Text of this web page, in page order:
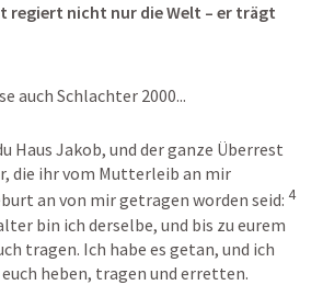
regiert nicht nur die Welt – er trägt
auch Schlachter 2000...
Haus Jakob, und der ganze Überrest
die ihr vom Mutterleib an mir
an von mir getragen worden seid: 4
bin ich derselbe, und bis zu eurem
tragen. Ich habe es getan, und ich
heben, tragen und erretten.